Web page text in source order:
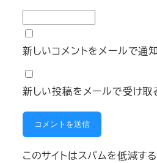
新しいコメントをメールで通知
新しい投稿をメールで受け取
このサイトはスパムを低減す